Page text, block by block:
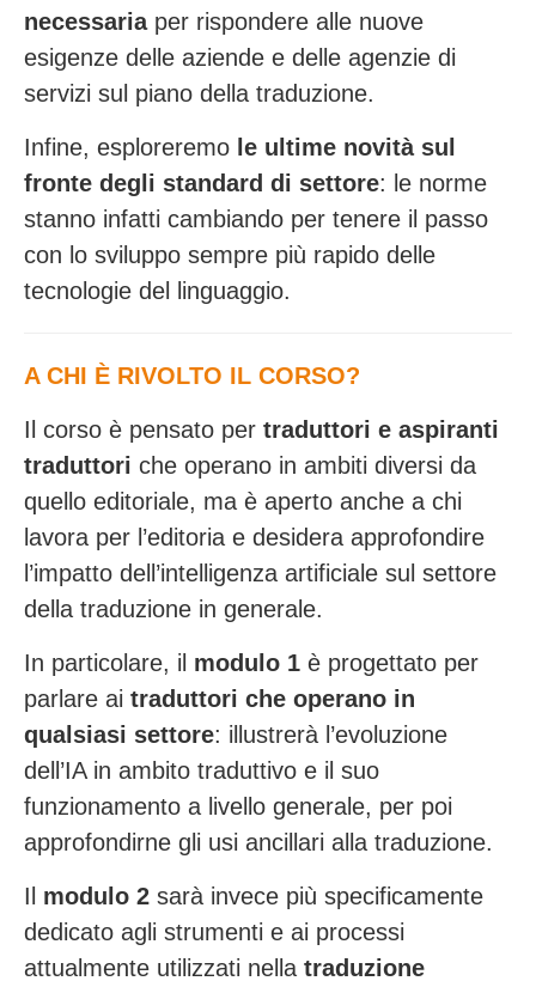
necessariaper rispondere alle nuove
esigenze delle aziende e delle agenzie di
servizi sul piano della traduzione.
Infine, esploreremo le ultime novità sul
fronte degli standard di settore: le norme
stanno infatti cambiando per tenere il passo
con lo sviluppo sempre più rapido delle
tecnologie del linguaggio.
A CHI È RIVOLTO IL CORSO?
Il corso è pensato per traduttori e aspiranti
traduttori che operano in ambiti diversi da
quello editoriale, ma è aperto anche a chi
lavora per l’editoria e desidera approfondire
l’impatto dell’intelligenza artificiale sul settore
della traduzione in generale.
In particolare, il modulo 1 è progettato per
parlare ai traduttori che operano in
qualsiasi settore: illustrerà l’evoluzione
dell’IA in ambito traduttivo e il suo
funzionamento a livello generale, per poi
approfondirne gli usi ancillari alla traduzione.
Il modulo 2 sarà invece più specificamente
dedicato agli strumenti e ai processi
attualmente utilizzati nella traduzione